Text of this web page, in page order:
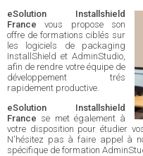
eSolution Installshield
France vous propose son
offre de formations ciblés sur
les logiciels de packaging
InstallShield et AdminStudio,
afin de rendre votre équipe de
développement trés
rapidement productive.
eSolution Installshield
France se met également à
votre disposition pour étudier
N'hésitez pas à faire appel à
spécifique de formation